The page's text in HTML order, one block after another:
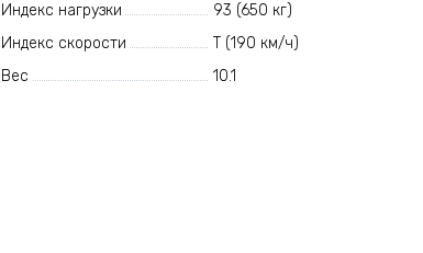
Индекс нагрузки
93 (650 кг)
Индекс скорости
T (190 км/ч)
Вес
10.1